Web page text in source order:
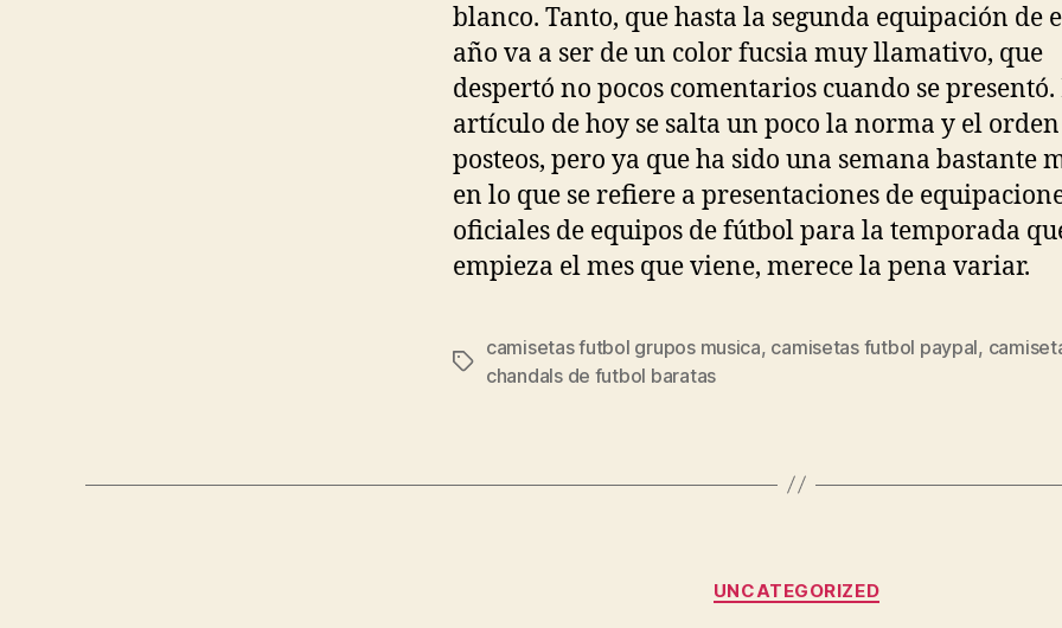
blanco. Tanto, que hasta la segunda equipación de
año va a ser de un color fucsia muy llamativo, que
despertó no pocos comentarios cuando se presentó.
artículo de hoy se salta un poco la norma y el
posteos, pero ya que ha sido una semana bastante
en lo que se refiere a presentaciones de
oficiales de equipos de fútbol para la temporada
empieza el mes que viene, merece la pena variar.
Etiquetas
camisetas futbol grupos musica, camisetas futbol paypal,
chandals de futbol baratas
Categorías
UNCATEGORIZED